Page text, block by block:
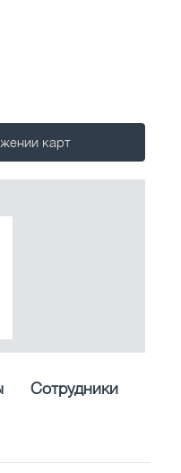
карт
Сотрудники